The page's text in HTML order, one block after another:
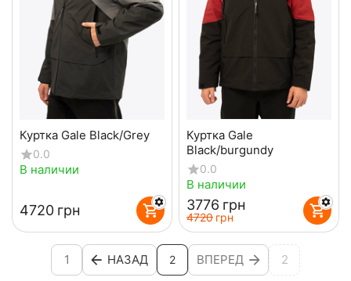
Куртка Gale Black/Grey
0.0
В наличии
‍4720‍ грн
Куртка Gale
Black/burgundy
0.0
В наличии
‍3776‍ грн
‍4720‍ грн
1 НАЗАД 2 ВПЕРЕД 2